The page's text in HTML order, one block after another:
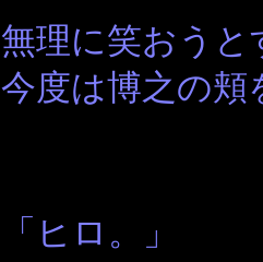
無理に笑おう
今度は博之の頬
「ヒロ。」